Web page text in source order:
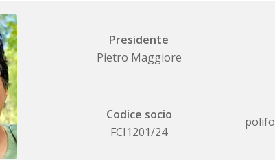
Presidente
Pietro Maggiore
Codice socio
FCI1201/24